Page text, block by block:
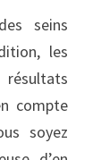
seins
les
compte
soyez